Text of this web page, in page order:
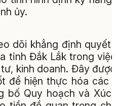
ủy.
dõi khẳng định quyết
tỉnh Đắk Lắk trong
kinh doanh. Đây
để hiện thực hóa các
bố Quy hoạch và Xúc